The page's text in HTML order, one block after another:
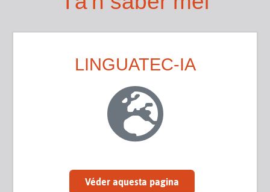
LINGUATEC-IA
Véder aquesta pagina